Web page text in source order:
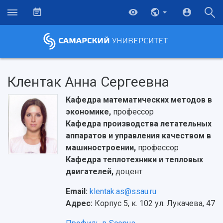
Клентак Анна Сергеевна
Кафедра математических методов в
экономике, профессор
Кафедра производства летательных
аппаратов и управления качеством в
машиностроении, профессор
Кафедра теплотехники и тепловых
двигателей, доцент
Email: klentak.as@ssau.ru
Адрес: Корпус 5, к. 102 ул. Лукачева, 47